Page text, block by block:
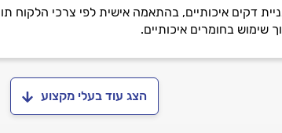
דקים איכותיים, בהתאמה אישית לפי צרכי הלקוח
שימוש בחומרים איכותיים.
הצג עוד בעלי מקצוע